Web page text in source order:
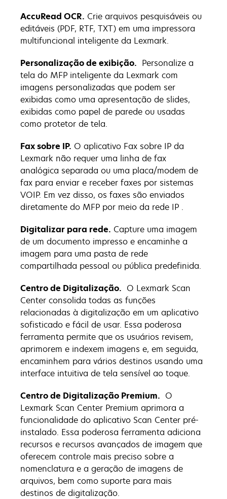
AccuRead OCR. Crie arquivos pesquisáveis ou
editáveis (PDF, RTF, TXT) em uma impressora
multifuncional inteligente da Lexmark.
Personalização de exibição. Personalize a
tela do MFP inteligente da Lexmark com
imagens personalizadas que podem ser
exibidas como uma apresentação de slides,
exibidas como papel de parede ou usadas
como protetor de tela.
Fax sobre IP. O aplicativo Fax sobre IP da
Lexmark não requer uma linha de fax
analógica separada ou uma placa/modem de
fax para enviar e receber faxes por sistemas
VOIP. Em vez disso, os faxes são enviados
diretamente do MFP por meio da rede IP .
Digitalizar para rede. Capture uma imagem
de um documento impresso e encaminhe a
imagem para uma pasta de rede
compartilhada pessoal ou pública predefinida.
Centro de Digitalização. O Lexmark Scan
Center consolida todas as funções
relacionadas à digitalização em um aplicativo
sofisticado e fácil de usar. Essa poderosa
ferramenta permite que os usuários revisem,
aprimorem e indexem imagens e, em seguida,
encaminhem para vários destinos usando uma
interface intuitiva de tela sensível ao toque.
Centro de Digitalização Premium. O
Lexmark Scan Center Premium aprimora a
funcionalidade do aplicativo Scan Center pré-
instalado. Essa poderosa ferramenta adiciona
recursos e recursos avançados de imagem que
oferecem controle mais preciso sobre a
nomenclatura e a geração de imagens de
arquivos, bem como suporte para mais
destinos de digitalização.